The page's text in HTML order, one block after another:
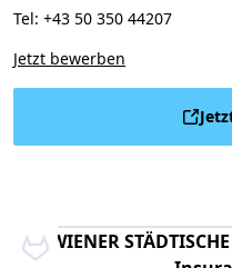
Tel: +43 50 350 44207
Jetzt bewerben
WIENER